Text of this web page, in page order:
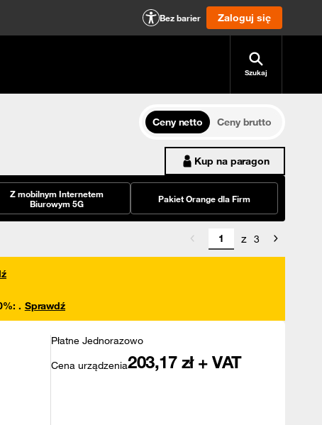
Bez barier Zaloguj się
Szukaj
Ceny netto
Ceny brutto
Kup na paragon
Z mobilnym Internetem
Biurowym 5G
Pakiet Orange dla Firm
z 3
: . Sprawdź
Płatne Jednorazowo
Cena urządzenia203,17 zł + VAT